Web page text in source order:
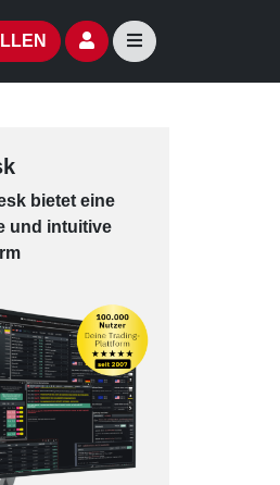
öffnenSeitennavigation
bie­tet eine
und in­tui­tive